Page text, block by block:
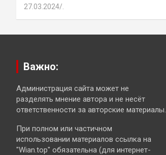
27.03.2024
Важно:
Администрация сайта может не
разделять мнение автора и не несёт
ответственности за авторские материалы.
При полном или частичном
использовании материалов ссылка на
"Wian.top" обязательна (для интернет-